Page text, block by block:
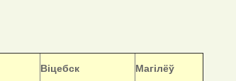
Віцебск
Магілёў